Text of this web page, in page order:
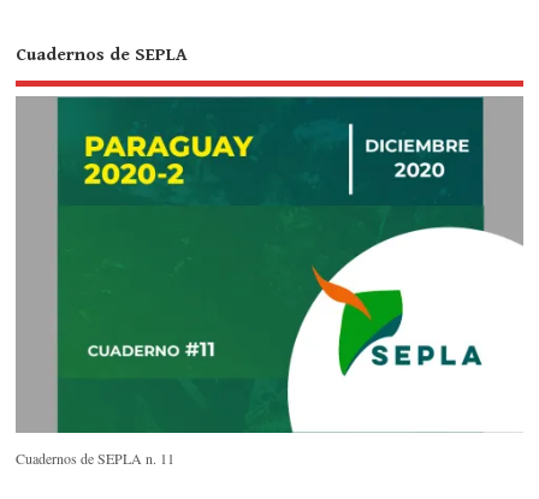
Cuadernos de SEPLA
Cuadernos de SEPLA n. 11